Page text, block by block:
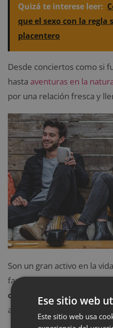
Quizá te interese leer:
que el sexo con la regla
placentero
Desde conciertos como si
hasta aventuras en la
por una relación fresca y
Son un gran activo en la
familiar. Este tipo de
conocidos a todo.
A
aventura.
Ese sitio web
Este sitio web usa